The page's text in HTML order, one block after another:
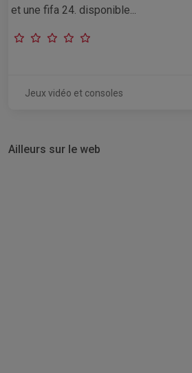
et une fifa 24. disponible...
Jeux vidéo et consoles
Ailleurs sur le web